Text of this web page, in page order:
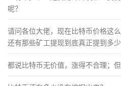
呢？
请问各位大佬，现在比特币价格这
还有那些矿工提现到底真正提到多少
都说比特币无价值，涨得不合理；